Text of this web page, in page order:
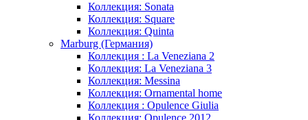
Коллекция: Sonata
Коллекция: Square
Коллекция: Quinta
Marburg (Германия)
Коллекция : La Veneziana 2
Коллекция: La Veneziana 3
Коллекция: Messina
Коллекция: Ornamental home
Коллекция : Opulence Giulia